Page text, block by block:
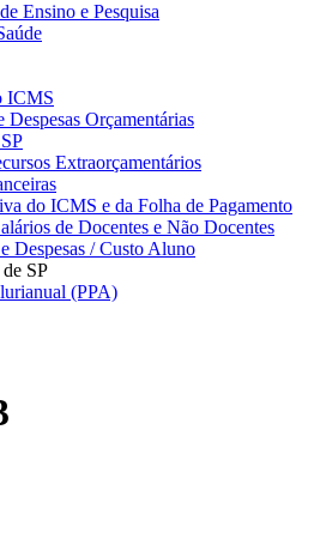
Ensino e Pesquisa
ICMS
Despesas Orçamentárias
Extraorçamentários
do ICMS e da Folha de Pagamento
de Docentes e Não Docentes
Despesas / Custo Aluno
SP
(PPA)